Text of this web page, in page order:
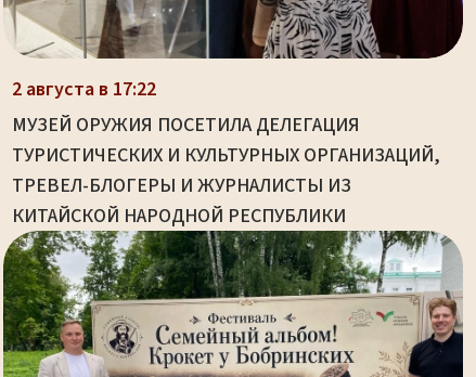
2 августа в 17:22
МУЗЕЙ ОРУЖИЯ ПОСЕТИЛА ДЕЛЕГАЦИЯ
ТУРИСТИЧЕСКИХ И КУЛЬТУРНЫХ ОРГАНИЗАЦИЙ,
ТРЕВЕЛ-БЛОГЕРЫ И ЖУРНАЛИСТЫ ИЗ
КИТАЙСКОЙ НАРОДНОЙ РЕСПУБЛИКИ